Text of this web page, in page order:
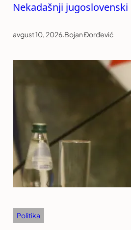
Nekadašnji
avgust 10, 2026.Bojan Đorđević
Politika